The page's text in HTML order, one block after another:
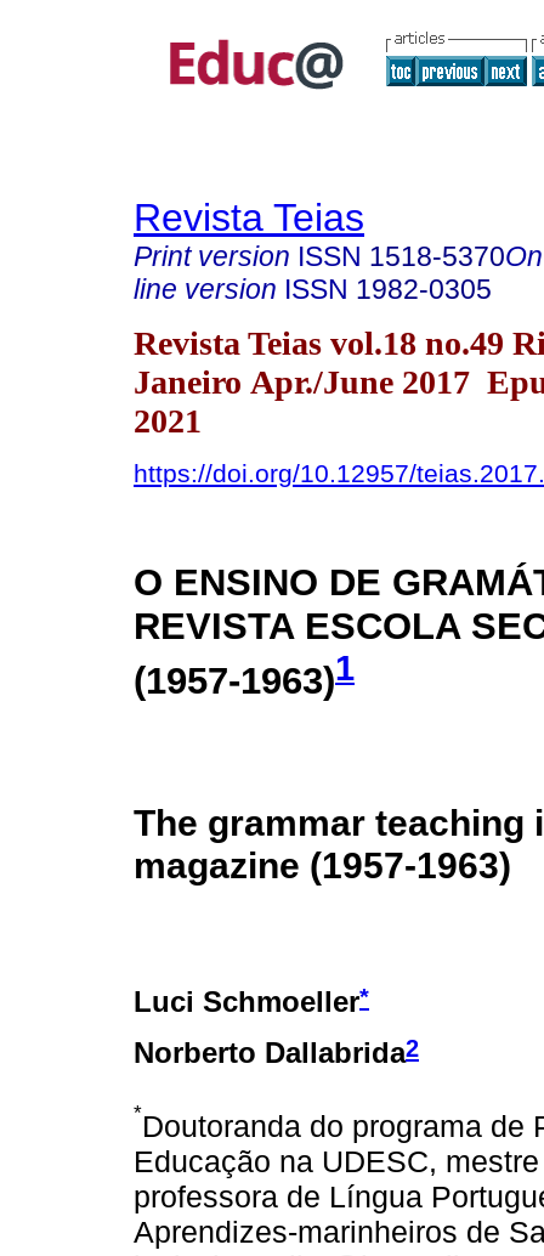
Revista Teias
Print version ISSN 1518-5370
line version ISSN 1982-0305
Revista Teias vol.18 no.49
Janeiro Apr./June 2017
2021
https://doi.org/10.12957/
O ENSINO DE
REVISTA ESCOLA
(1957-1963)1
The grammar teaching
magazine (1957-1963)
Luci Schmoeller*
Norberto Dallabrida2
*Doutoranda do programa de
Educação na UDESC,
professora de Língua
Aprendizes-marinheiros de